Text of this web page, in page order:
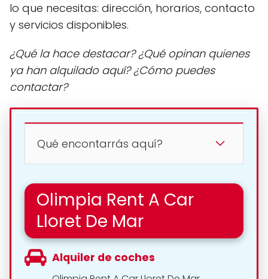
lo que necesitas: dirección, horarios, contacto
y servicios disponibles.
¿Qué la hace destacar? ¿Qué opinan quienes
ya han alquilado aquí? ¿Cómo puedes
contactar?
Qué encontarrás aquí?
Olimpia Rent A Car
Lloret De Mar
Alquiler de coches